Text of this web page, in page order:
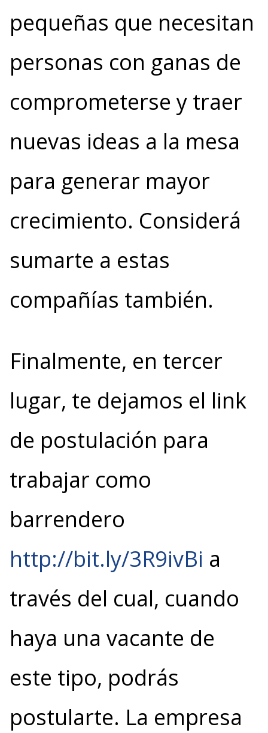
pequeñas que necesitan
personas con ganas de
comprometerse y traer
nuevas ideas a la mesa
para generar mayor
crecimiento. Considerá
sumarte a estas
compañías también.
Finalmente, en tercer
lugar, te dejamos el link
de postulación para
trabajar como
barrendero
http://bit.ly/3R9ivBi a
través del cual, cuando
haya una vacante de
este tipo, podrás
postularte. La empresa